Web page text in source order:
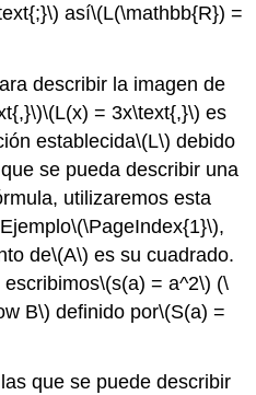
así\(L(\mathbb{R}) =
describir la imagen de
\(L(x) = 3x\text{,}\) es
establecida\(L\) debido
se pueda describir una
utilizaremos esta
\(\PageIndex{1}\),
de\(A\) es su cuadrado.
escribimos\(s(a) = a^2\) (\
B\) definido por\(S(a) =
que se puede describir